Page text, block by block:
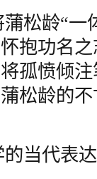
松龄“一
抱功名之
孤愤倾
松龄的
当代表达